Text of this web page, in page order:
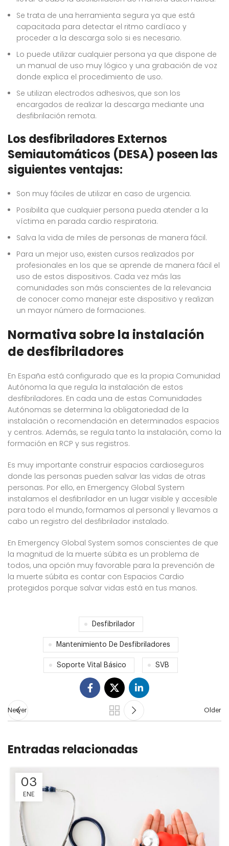
Se trata de una herramienta segura ya que está
capacitada para detectar el ritmo cardíaco y
proceder a la descarga solo si es necesario.
Lo puede utilizar cualquier persona ya que dispone de
un manual de uso muy lógico y una grabación de voz
donde explica el procedimiento de uso.
Se utilizan electrodos adhesivos, que son los
encargados de realizar la descarga mediante una
desfibrilación remota.
Los desfibriladores Externos
Semiautomáticos (DESA) poseen las
siguientes ventajas:
Son muy fáciles de utilizar en caso de urgencia.
Posibilita que cualquier persona pueda atender a la
víctima en parada cardio respiratoria.
Salva la vida de miles de personas de manera fácil.
Para un mejor uso, existen cursos realizados por
profesionales en los que se aprende de manera fácil el
uso de estos dispositivos. Cada vez más las
comunidades son más conscientes de la relevancia
de conocer como manejar este dispositivo y realizan
un mayor número de formaciones.
Normativa sobre la instalación
de desfibriladores
En España está configurado que es la propia Comunidad
Autónoma la que regula la instalación de estos
desfibriladores. En cada una de estas Comunidades
Autónomas se determina la obligatoriedad de la
instalación o recomendación en determinados espacios
y centros. Además, se regula tanto la instalación, como la
formación en RCP y sus registros.
Es muy importante construir espacios cardioseguros
donde las personas pueden salvar las vidas de otras
personas. Por ello, en Emergency Global System
instalamos el desfibrilador en un lugar visible y accesible
para todo el mundo, formamos al personal y llevamos a
cabo un registro del desfibrilador instalado.
En Emergency Global System somos conscientes de que
la magnitud de la muerte súbita es un problema de
todos, una opción muy favorable para la prevención de
la muerte súbita es contar con Espacios Cardio
protegidos porque salvar vidas está en tus manos.
Desfibrilador
Mantenimiento De Desfibriladores
Soporte Vital Básico SVB
Newer Older
Entradas relacionadas
03
ENE